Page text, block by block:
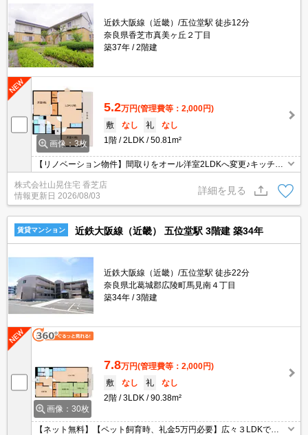
近鉄大阪線（近畿）/五位堂駅 徒歩12分
奈良県香芝市真美ヶ丘２丁目
築37年
2階建
画像：3枚
5.2万円(管理費等：2,000円)
敷
なし 礼
なし
1階
2LDK 50.81m²
【リノベーション物件】間取りをオール洋室2LDKへ変更♪キッチン
も交換予定！！お部屋も明るく、キッチンも素敵♪全室洋室で角部屋
♪真美ケ丘ニュータウンの環境もおすすめ2ＬＤＫ♪緑もたくさん買
い物も便利♪
株式会社山晃住宅 香芝店
情報更新日 2026/08/03
詳細を見る
賃貸マンション 近鉄大阪線（近畿） 五位堂駅 3階建 築34年
近鉄大阪線（近畿）/五位堂駅 徒歩22分
奈良県北葛城郡広陵町馬見南４丁目
築34年
3階建
画像：30枚
7.8万円(管理費等：2,000円)
敷
なし 礼
なし
2階
3LDK 90.38m²
【ネット無料】【ペット飼育時、礼金5万円必要】広々３LDKで新